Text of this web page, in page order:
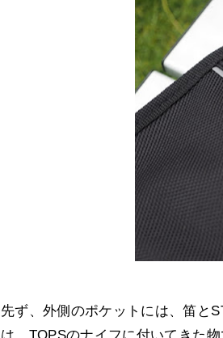
先ず、外側のポケットには、笛と